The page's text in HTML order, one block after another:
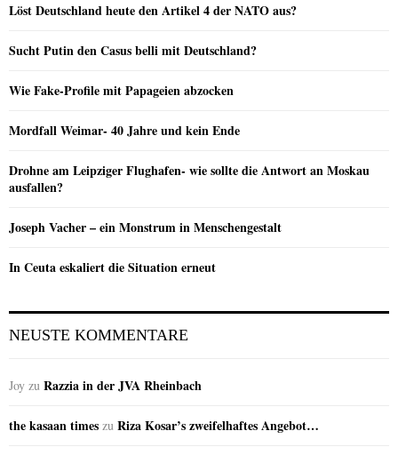
Löst Deutschland heute den Artikel 4 der NATO aus?
Sucht Putin den Casus belli mit Deutschland?
Wie Fake-Profile mit Papageien abzocken
Mordfall Weimar- 40 Jahre und kein Ende
Drohne am Leipziger Flughafen- wie sollte die Antwort an Moskau
ausfallen?
Joseph Vacher – ein Monstrum in Menschengestalt
In Ceuta eskaliert die Situation erneut
NEUSTE KOMMENTARE
Joy zu Razzia in der JVA Rheinbach
the kasaan times zu Riza Kosar’s zweifelhaftes Angebot…